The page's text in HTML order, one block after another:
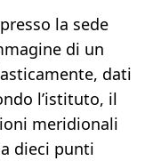
la sede
di un
dati
l’istituto, il
meridionali
dieci punti